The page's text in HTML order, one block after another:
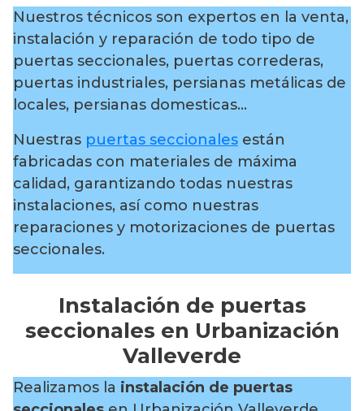
Nuestros técnicos son expertos en la venta,
instalación y reparación de todo tipo de
puertas seccionales, puertas correderas,
puertas industriales, persianas metálicas de
locales, persianas domesticas…
Nuestras puertas seccionales están
fabricadas con materiales de máxima
calidad, garantizando todas nuestras
instalaciones, así como nuestras
reparaciones y motorizaciones de puertas
seccionales.
Instalación de puertas
seccionales en Urbanización
Valleverde
Realizamos la instalación de puertas